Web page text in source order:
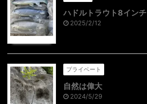
ハドルトラウト8インチ
2025/2/12
プライベート
自然は偉大
2024/5/29